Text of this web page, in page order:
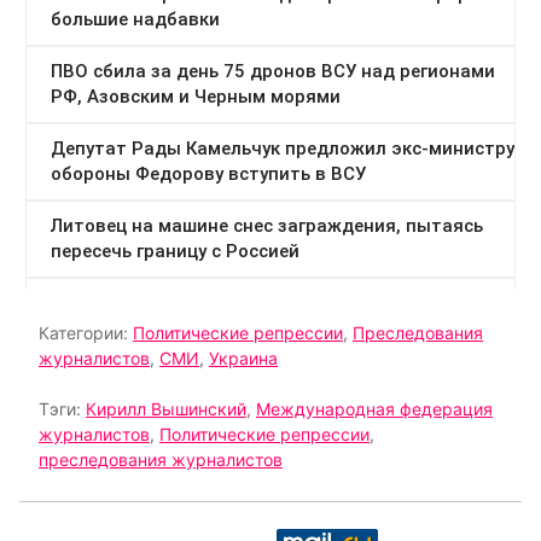
Категории: Политические репрессии, Преследования
журналистов, СМИ, Украина
Тэги: Кирилл Вышинский, Международная федерация
журналистов, Политические репрессии,
преследования журналистов